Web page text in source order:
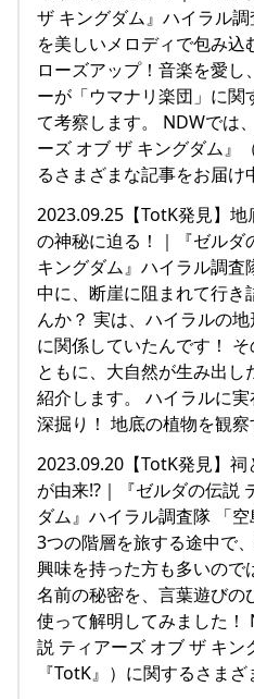
ザ キングダム』ハイラル
を美しいメロディで包み込
ローズアップ！音楽を愛
ーが「ウマナリ楽団」に関
て考察します。 NDWでは
ーズ オブ ザ キングダム』
るさまざまな記事をお届
2023.09.25【TotK発見】
の神秘に迫る！｜『ゼルダ
キングダム』ハイラル調
中に、断崖に阻まれて行き
んか？ 実は、ハイラルの
に関係していたんです！
ともに、大自然が生み出
紹介します。 ハイラルに
深掘り！ 地底の植物を観
2023.09.20【TotK発見】
が由来!?｜『ゼルダの伝説
ダム』ハイラル調査隊 「
3つの階層を旅する途中で
興味を持った方も多いので
名前の秘密を、言葉遊びの
使って解明してみました
説 ティアーズ オブ ザ キン
『TotK』）に関するさま